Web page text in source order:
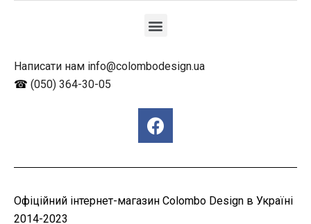
Написати нам info@colombodesign.ua
☎ (050) 364-30-05
Офіційний інтернет-магазин Colombo Design в Україні
2014-2023